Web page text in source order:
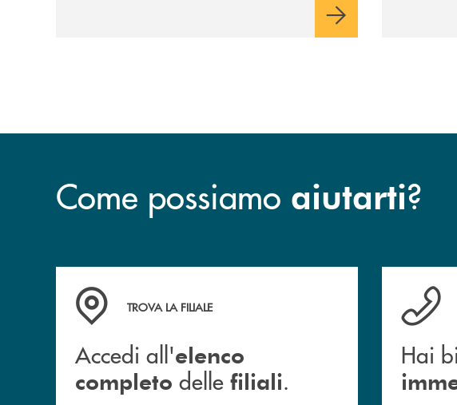
Come possiamo aiutarti?
Accedi all' elenco completo delle filiali .
TROVA LA FILIALE
Accedi all'elenco
completo delle filiali.
Hai
Hai